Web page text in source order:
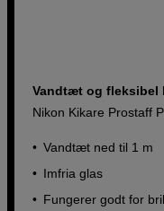
Vandtæt og fleksibel
Nikon Kikare Prostaff
Vandtæt ned til 1 m
Imfria glas
Fungerer godt for